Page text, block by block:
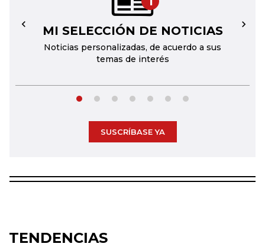
MI SELECCIÓN DE NOTICIAS
Noticias personalizadas, de acuerdo a sus
temas de interés
← →
SUSCRÍBASE YA
TENDENCIAS